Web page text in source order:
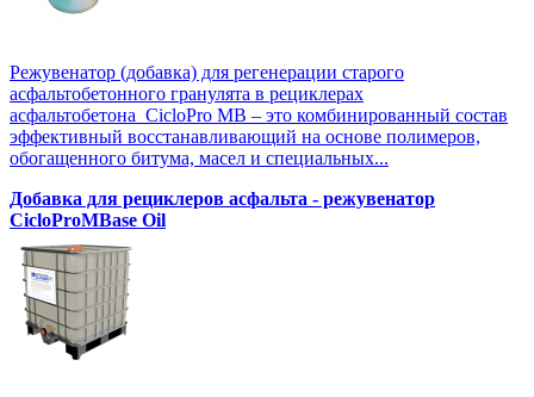
Режувенатор (добавка) для регенерации старого
асфальтобетонного гранулята в рециклерах
асфальтобетона CicloPro MB – это комбинированный состав
эффективный восстанавливающий на основе полимеров,
обогащенного битума, масел и специальных...
Добавка для рециклеров асфальта - режувенатор
CicloProMBase Oil